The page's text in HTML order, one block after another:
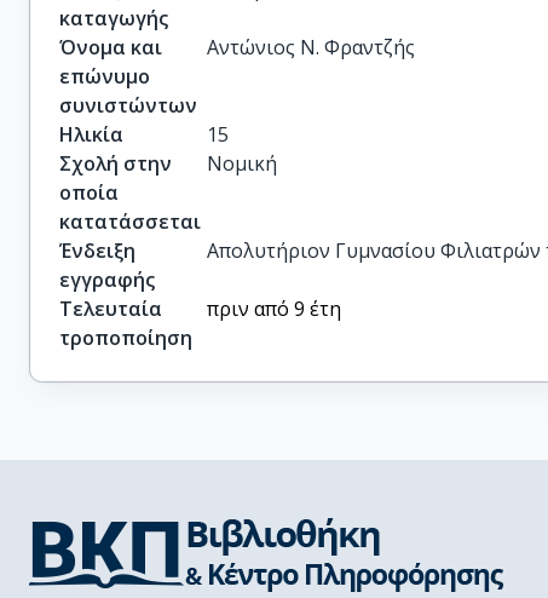
καταγωγής
Όνομα και
επώνυμο
συνιστώντων
Αντώνιος Ν. Φραντζής
Ηλικία
15
Σχολή στην
οποία
κατατάσσεται
Νομική
Ένδειξη
εγγραφής
Απολυτήριον Γυμνασίου Φιλιατρών
Τελευταία
τροποποίηση
πριν από 9 έτη